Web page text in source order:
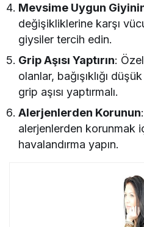
Mevsime Uygun
değişikliklerine karşı
giysiler tercih edin.
Grip Aşısı Yaptırın:
olanlar, bağışıklığı
grip aşısı yaptırmalı.
Alerjenlerden Korunun
alerjenlerden korunmak
havalandırma yapın.